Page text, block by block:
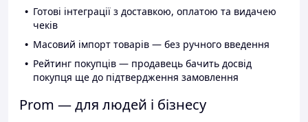
Готові інтеграції з доставкою, оплатою та видачею
чеків
Масовий імпорт товарів — без ручного введення
Рейтинг покупців — продавець бачить досвід
покупця ще до підтвердження замовлення
Prom — для людей і бізнесу